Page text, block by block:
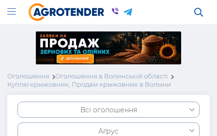
Оголошення
Оголошення в Волинській області
Куплю крыжовник, Продам крыжовник в Волыни
Всі оголошення
Аґрус